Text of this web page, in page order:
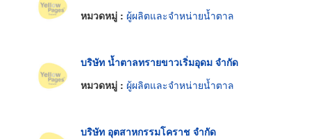
หมวดหมู่ : ผู้ผลิตและจำหน่ายน้ำตาล
บริษัท น้ำตาลทรายขาวเริ่มอุดม จำกัด
หมวดหมู่ : ผู้ผลิตและจำหน่ายน้ำตาล
บริษัท อุตสาหกรรมโคราช จำกัด